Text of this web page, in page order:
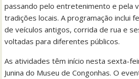
passando pelo entretenimento e pela
tradições locais. A programação inclui
de veículos antigos, corrida de rua e
voltadas para diferentes públicos.
As atividades têm início nesta sexta-
Junina do Museu de Congonhas. O